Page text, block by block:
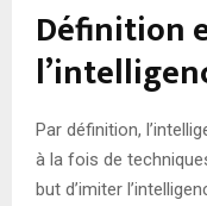
Définition
Par définition,
à la fois de
but d’imiter